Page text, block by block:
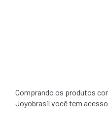
Comprando os produtos
Joyobrasil você tem